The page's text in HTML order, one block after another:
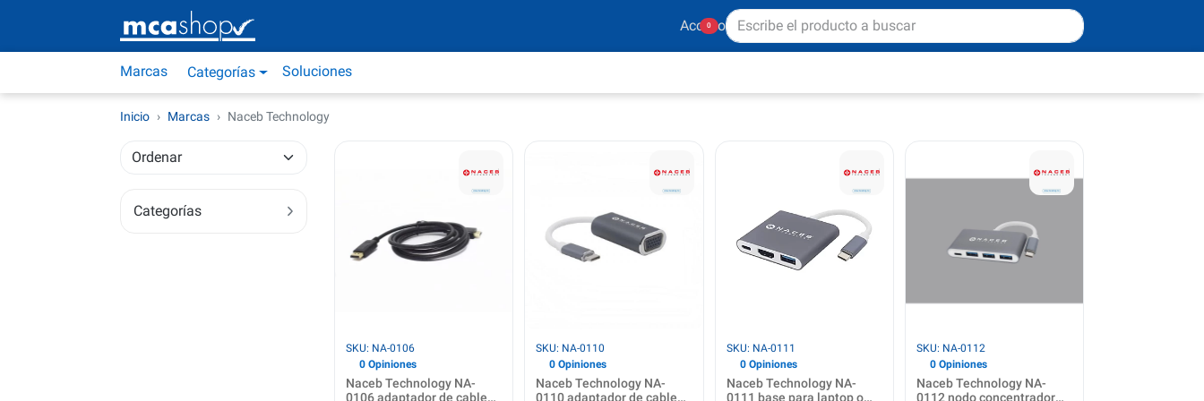
Acceso
0
Marcas Categorías Soluciones
Inicio Marcas Naceb Technology
Categorías
SKU: NA-0106
0 Opiniones
Naceb Technology NA-
0106 adaptador de cable
SKU: NA-0110
0 Opiniones
Naceb Technology NA-
0110 adaptador de cable
SKU: NA-0111
0 Opiniones
Naceb Technology NA-
0111 base para laptop o
SKU: NA-0112
0 Opiniones
Naceb Technology NA-
0112 nodo concentrador